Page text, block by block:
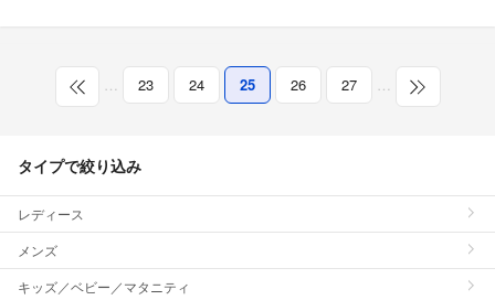
… 23 24 25 26 27 …
タイプで絞り込み
レディース
メンズ
キッズ／ベビー／マタニティ